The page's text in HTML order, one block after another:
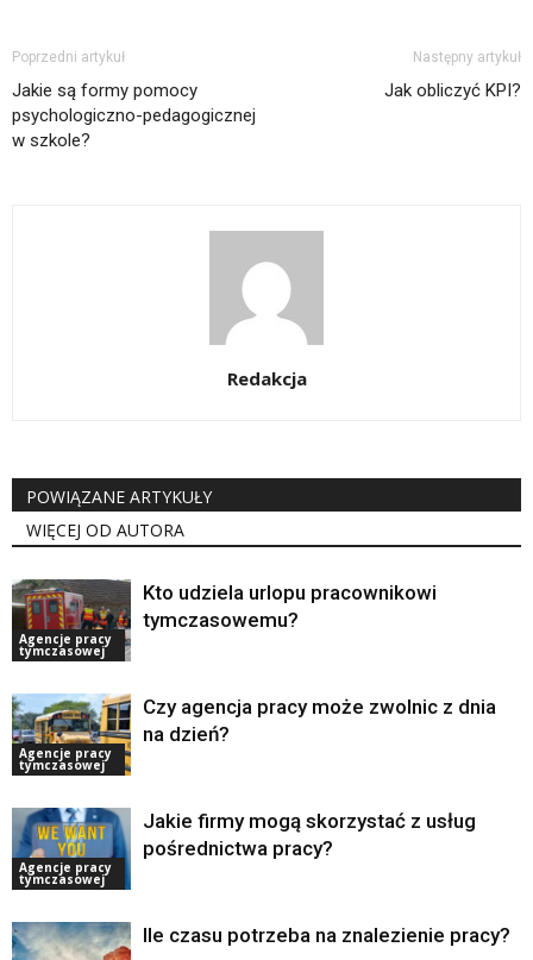
Poprzedni artykuł
Jakie są formy pomocy
psychologiczno-pedagogicznej
w szkole?
Następny artykuł
Jak obliczyć KPI?
Redakcja
POWIĄZANE ARTYKUŁY
WIĘCEJ OD AUTORA
Agencje pracy
tymczasowej
Kto udziela urlopu pracownikowi
tymczasowemu?
Agencje pracy
tymczasowej
Czy agencja pracy może zwolnic z dnia
na dzień?
Agencje pracy
tymczasowej
Jakie firmy mogą skorzystać z usług
pośrednictwa pracy?
Ile czasu potrzeba na znalezienie pracy?